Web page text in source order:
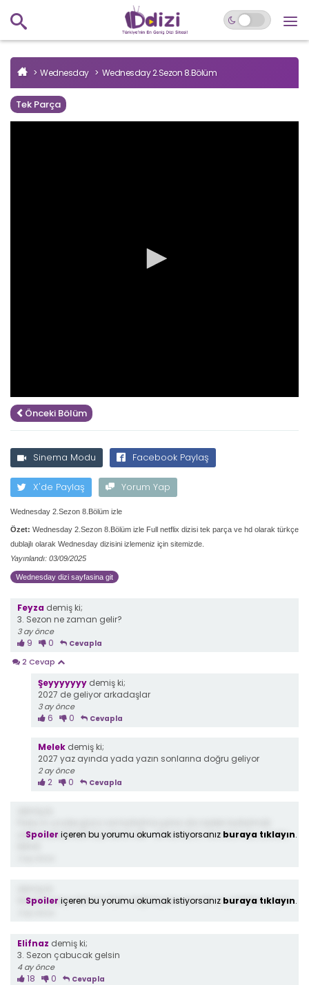
Wednesday Wednesday 2.Sezon 8.Bölüm
Tek Parça
Önceki Bölüm
Sinema Modu Facebook Paylaş
X'de Paylaş Yorum Yap
Wednesday 2.Sezon 8.Bölüm izle
Özet: Wednesday 2.Sezon 8.Bölüm izle Full netflix dizisi tek parça ve hd olarak türkçe
dublajlı olarak Wednesday dizisini izlemeniz için sitemizde.
Yayınlandı: 03/09/2025
Wednesday dizi sayfasina git
Feyza demiş ki;
3. Sezon ne zaman gelir?
3 ay önce
9 0 Cevapla
2 Cevap
Şeyyyyyyy demiş ki;
2027 de geliyor arkadaşlar
3 ay önce
6 0 Cevapla
Melek demiş ki;
2027 yaz ayında yada yazın sonlarına doğru geliyor
2 ay önce
2 0 Cevapla
yerine tutsak kalmayı tercih etti . ormanda 2. Kovalamayı yarata
Spoiler içeren bu yorumu okumak istiyorsanız buraya tıklayın.
Wednesdayi öldüren Tyler değil teyzesi olucak ve çokkkkk kısaydı
Spoiler içeren bu yorumu okumak istiyorsanız buraya tıklayın.
Elifnaz demiş ki;
3. Sezon çabucak gelsin
4 ay önce
18 0 Cevapla